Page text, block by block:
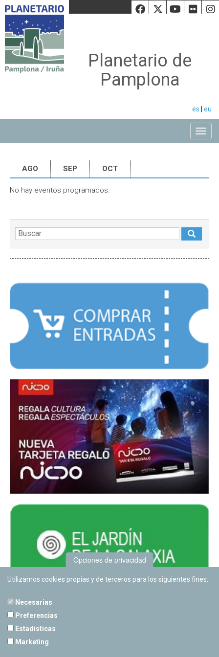
Facebook
Twiiter
Planetario de
Pamplona
es eu
AGO SEP OCT
No hay eventos programados.
Opciones de privacidad
Utilizamos cookies propias y de terceros para los siguientes fines:
Necesarias
Preferencias
Estadísticas
Marketing